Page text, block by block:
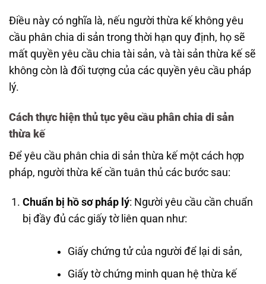
Điều này có nghĩa là, nếu người thừa kế không yêu
cầu phân chia di sản trong thời hạn quy định, họ sẽ
mất quyền yêu cầu chia tài sản, và tài sản thừa kế sẽ
không còn là đối tượng của các quyền yêu cầu pháp
lý.
Cách thực hiện thủ tục yêu cầu phân chia di sản
thừa kế
Để yêu cầu phân chia di sản thừa kế một cách hợp
pháp, người thừa kế cần tuân thủ các bước sau:
Chuẩn bị hồ sơ pháp lý: Người yêu cầu cần chuẩn
bị đầy đủ các giấy tờ liên quan như:
Giấy chứng tử của người để lại di sản,
Giấy tờ chứng minh quan hệ thừa kế